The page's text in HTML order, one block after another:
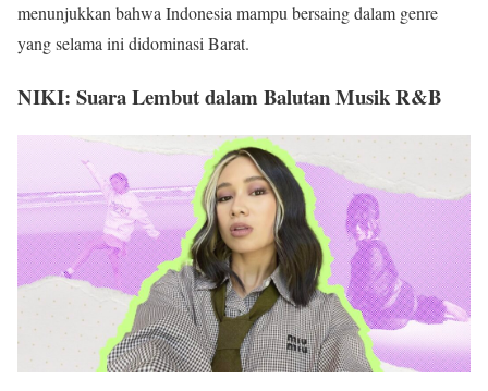
menunjukkan bahwa Indonesia mampu bersaing dalam genre
yang selama ini didominasi Barat.
NIKI: Suara Lembut dalam Balutan Musik R&B